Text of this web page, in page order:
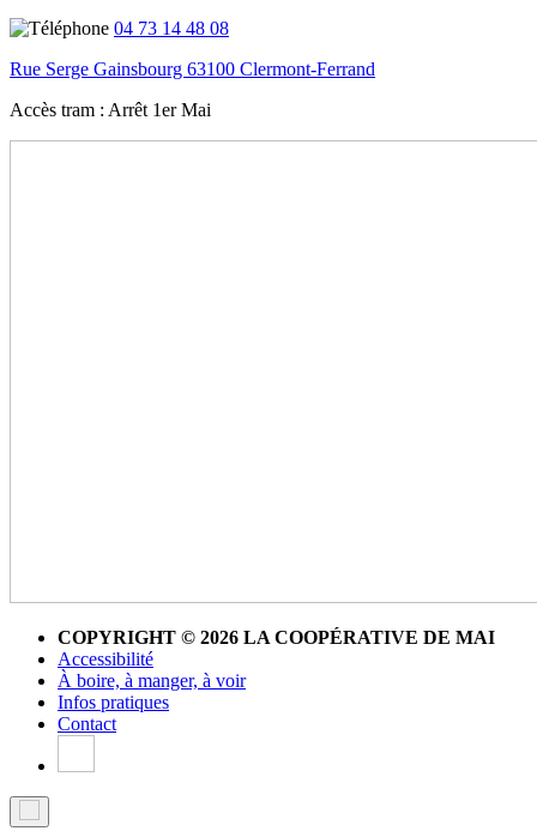
04 73 14 48 08
Rue Serge Gainsbourg 63100 Clermont-Ferrand
Accès tram : Arrêt 1er Mai
COPYRIGHT © 2026 LA COOPÉRATIVE DE MAI
Accessibilité
À boire, à manger, à voir
Infos pratiques
Contact